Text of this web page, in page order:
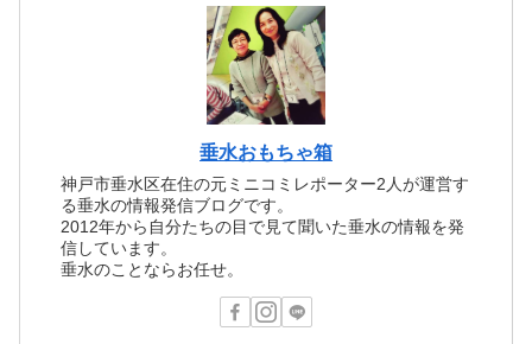
垂水おもちゃ箱
神戸市垂水区在住の元ミニコミレポーター2人が運営す
る垂水の情報発信ブログです。
2012年から自分たちの目で見て聞いた垂水の情報を発
信しています。
垂水のことならお任せ。